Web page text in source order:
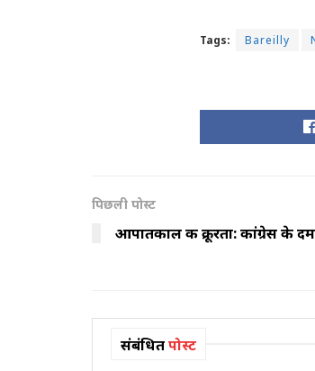
Tags: Bareilly
पिछली पोस्ट
आपातकाल की क्रूरता: कांग्रेस के
संबंधितपोस्ट